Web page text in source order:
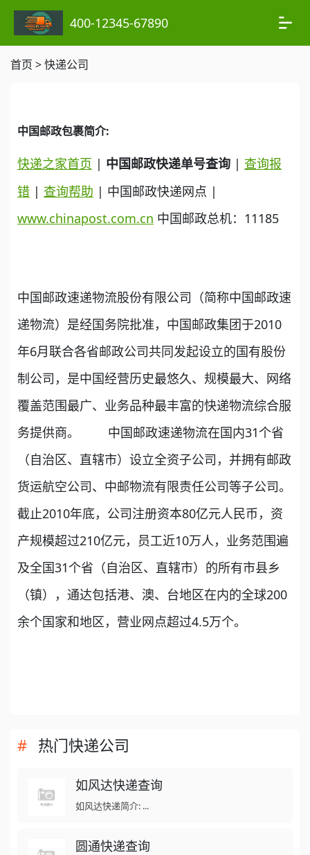
400-12345-67890
首页 >快递公司
中国邮政包裹简介:
快递之家首页 | 中国邮政快递单号查询 | 查询报
错 | 查询帮助 | 中国邮政快递网点 |
www.chinapost.com.cn 中国邮政总机：11185
中国邮政速递物流股份有限公司（简称中国邮政速
递物流）是经国务院批准，中国邮政集团于2010
年6月联合各省邮政公司共同发起设立的国有股份
制公司，是中国经营历史最悠久、规模最大、网络
覆盖范围最广、业务品种最丰富的快递物流综合服
务提供商。 中国邮政速递物流在国内31个省
（自治区、直辖市）设立全资子公司，并拥有邮政
货运航空公司、中邮物流有限责任公司等子公司。
截止2010年底，公司注册资本80亿元人民币，资
产规模超过210亿元，员工近10万人，业务范围遍
及全国31个省（自治区、直辖市）的所有市县乡
（镇），通达包括港、澳、台地区在内的全球200
余个国家和地区，营业网点超过4.5万个。
热门快递公司
如风达快递查询
如风达快递简介: ...
圆通快递查询